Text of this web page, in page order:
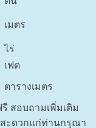
เมตร
ไร่
เฟต
ตารางเมตร
สอบถามเพิ่มเติม
ะดวกแก่ท่านกรุณา